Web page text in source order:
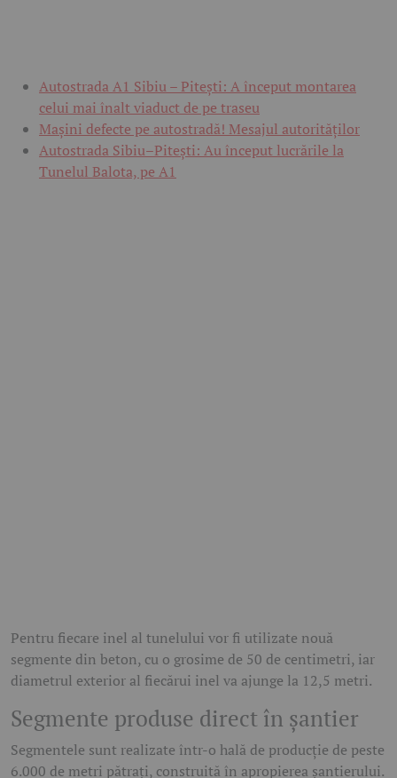
Autostrada A1 Sibiu – Pitești: A început montarea
celui mai înalt viaduct de pe traseu
Mașini defecte pe autostradă! Mesajul autorităților
Autostrada Sibiu–Pitești: Au început lucrările la
Tunelul Balota, pe A1
Pentru fiecare inel al tunelului vor fi utilizate nouă
segmente din beton, cu o grosime de 50 de centimetri, iar
diametrul exterior al fiecărui inel va ajunge la 12,5 metri.
Segmente produse direct în șantier
Segmentele sunt realizate într-o hală de producție de peste
6.000 de metri pătrați, construită în apropierea șantierului.